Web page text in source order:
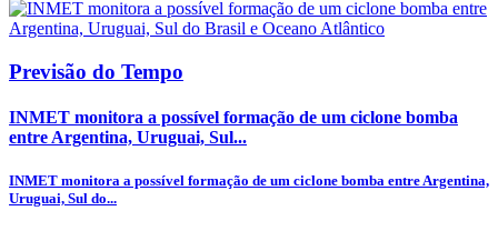
Previsão do Tempo
INMET monitora a possível formação de um ciclone bomba
entre Argentina, Uruguai, Sul...
INMET monitora a possível formação de um ciclone bomba entre Argentina,
Uruguai, Sul do...